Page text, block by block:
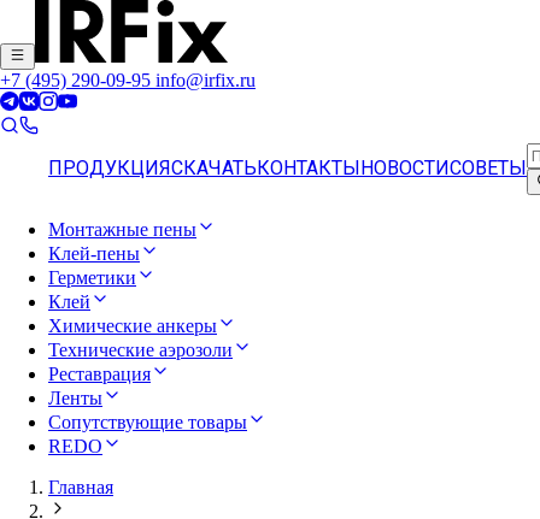
+7 (495) 290-09-95 info@irfix.ru
ПРОДУКЦИЯСКАЧАТЬКОНТАКТЫ НОВОСТИСОВЕТЫ
Монтажные пены
Клей-пены
Герметики
Клей
Химические анкеры
Технические аэрозоли
Реставрация
Ленты
Сопутствующие товары
REDO
Главная